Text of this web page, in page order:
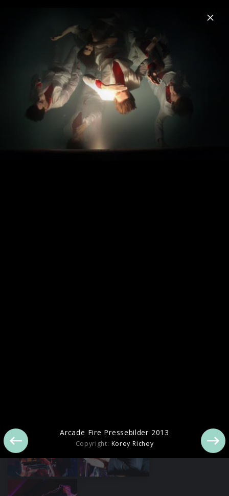
Menu
Home News Musik Videos Fotos
Here Comes The Night Time
Arcade Fire Pressebilder 2013
Copyright: Korey Richey